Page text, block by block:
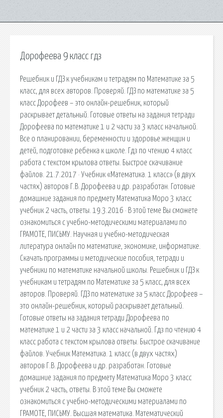
Дорофеева 9 класс гдз
Решебник и ГДЗ к учебникам и тетрадям по Математике за 5
класс, для всех авторов. Проверяй. ГДЗ по математике за 5
класс Дорофеев – это онлайн-решебник, который
раскрывает детальный. Готовые ответы на задания тетради
Дорофеева по математике 1 и 2 части за 3 класс начальной.
Все о планировании, беременности и здоровье женщин и
детей, подготовке ребенка к школе. Гдз по чтению 4 класс
работа с текстом крылова ответы. Быстрое скачивание
файлов. 21.7.2017 · Учебник «Математика. 1 класс» (в двух
частях) авторов Г.В. Дорофеева и др. разработан. Готовые
домашние задания по предмету Математика Моро 3 класс
учебник 2 часть, ответы. 19.3.2016 · В этой теме Вы сможете
ознакомиться с учебно-методическими материалами по
ГРАМОТЕ, ПИСЬМУ. Научная и учебно-методическая
литература онлайн по математике, экономике, информатике.
Скачать программы и методические пособия, тетради и
учебники по математике начальной школы. Решебник и ГДЗ к
учебникам и тетрадям по Математике за 5 класс, для всех
авторов. Проверяй. ГДЗ по математике за 5 класс Дорофеев –
это онлайн-решебник, который раскрывает детальный.
Готовые ответы на задания тетради Дорофеева по
математике 1 и 2 части за 3 класс начальной. Гдз по чтению 4
класс работа с текстом крылова ответы. Быстрое скачивание
файлов. Учебник Математика. 1 класс (в двух частях)
авторов Г.В. Дорофеева и др. разработан. Готовые
домашние задания по предмету Математика Моро 3 класс
учебник 2 часть, ответы. В этой теме Вы сможете
ознакомиться с учебно-методическими материалами по
ГРАМОТЕ, ПИСЬМУ. Высшая математика. Математический